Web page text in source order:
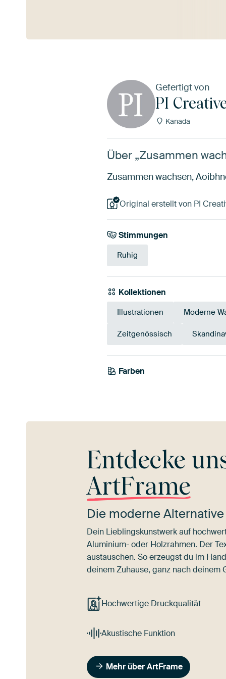
Gefertigt von
PI
Kanada
Über „Zusammen
Zusammen wachsen,
Original erstellt von PI
Stimmungen
Ruhig
Kollektionen
Illustrationen Moderne
Zeitgenössisch
Farben
Beige
Entdecke
ArtFrame
Die moderne
Dein Lieblingskunstwerk auf
Aluminium- oder Holzrahmen. Der
austauschen. So erzeugst du im
deinem Zuhause, ganz nach deinem
Hochwertige Druckqualität
Akustische Funktion
Mehr über ArtFrame